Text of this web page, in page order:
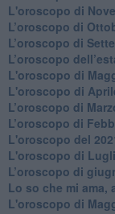
L'oroscopo di
​L’oroscopo di
​L’oroscopo di
L’oroscopo
L'oroscopo di
L'oroscopo di
​L’oroscopo di
​L’oroscopo di
L'oroscopo del
L'oroscopo di
​L’oroscopo di
​Lo so che mi ama,
L'oroscopo di